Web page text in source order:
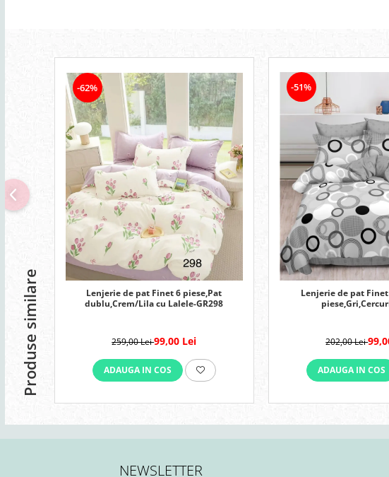
Produse similare
-62%
Lenjerie de pat Finet 6 piese,Pat
dublu,Crem/Lila cu Lalele-GR298
259,00 Lei99,00 Lei
ADAUGA IN COS
-51%
Lenjerie de pat
202,00 Lei
ADAUGA IN COS
NEWSLETTER